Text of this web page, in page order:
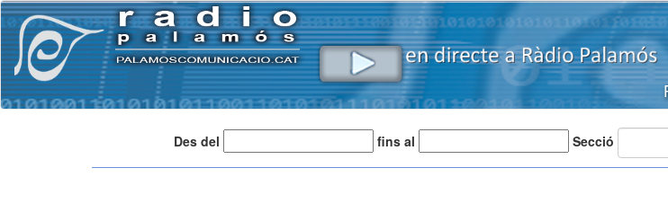
Des del fins al Secció